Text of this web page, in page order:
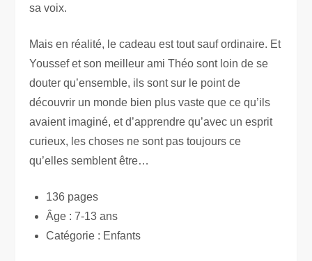
sa voix.
Mais en réalité, le cadeau est tout sauf ordinaire. Et
Youssef et son meilleur ami Théo sont loin de se
douter qu’ensemble, ils sont sur le point de
découvrir un monde bien plus vaste que ce qu’ils
avaient imaginé, et d’apprendre qu’avec un esprit
curieux, les choses ne sont pas toujours ce
qu’elles semblent être…
136 pages
Âge : 7-13 ans
Catégorie : Enfants